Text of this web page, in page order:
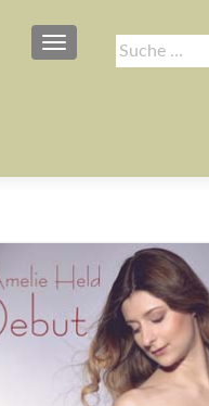
Suche
nach:
SCHALTE NAVIGATION